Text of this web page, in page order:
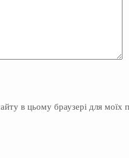
в цьому браузері для моїх